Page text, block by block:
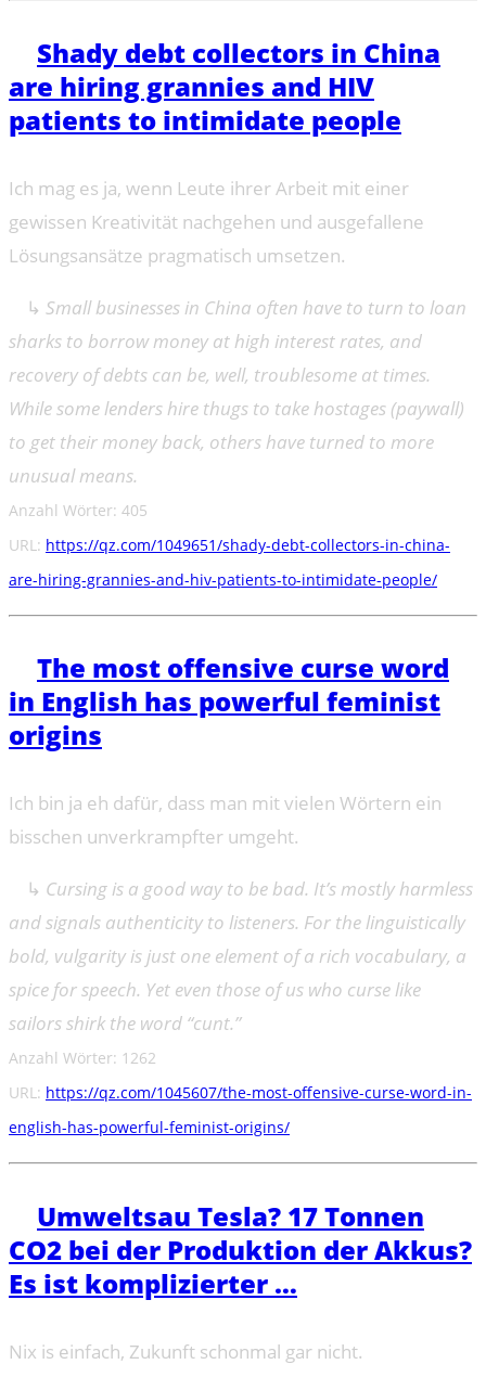
Shady debt collectors in China
are hiring grannies and HIV
patients to intimidate people
Ich mag es ja, wenn Leute ihrer Arbeit mit einer
gewissen Kreativität nachgehen und ausgefallene
Lösungsansätze pragmatisch umsetzen.
↳ Small businesses in China often have to turn to loan
sharks to borrow money at high interest rates, and
recovery of debts can be, well, troublesome at times.
While some lenders hire thugs to take hostages (paywall)
to get their money back, others have turned to more
unusual means.
Anzahl Wörter: 405
URL: https://qz.com/1049651/shady-debt-collectors-in-china-
are-hiring-grannies-and-hiv-patients-to-intimidate-people/
The most offensive curse word
in English has powerful feminist
origins
Ich bin ja eh dafür, dass man mit vielen Wörtern ein
bisschen unverkrampfter umgeht.
↳ Cursing is a good way to be bad. It’s mostly harmless
and signals authenticity to listeners. For the linguistically
bold, vulgarity is just one element of a rich vocabulary, a
spice for speech. Yet even those of us who curse like
sailors shirk the word “cunt.”
Anzahl Wörter: 1262
URL: https://qz.com/1045607/the-most-offensive-curse-word-in-
english-has-powerful-feminist-origins/
Umweltsau Tesla? 17 Tonnen
CO2 bei der Produktion der Akkus?
Es ist komplizierter …
Nix is einfach, Zukunft schonmal gar nicht.